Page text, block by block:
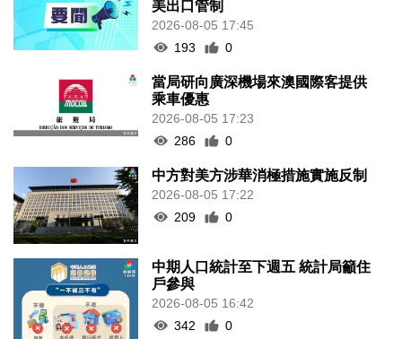
美出口管制
2026-08-05 17:45
193
0
當局研向廣深機場來澳國際客提供
乘車優惠
2026-08-05 17:23
286
0
中方對美方涉華消極措施實施反制
2026-08-05 17:22
209
0
中期人口統計至下週五 統計局籲住
戶參與
2026-08-05 16:42
342
0